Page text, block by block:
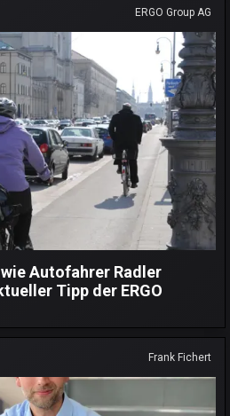
ERGO Group AG
Autofahrer Radler
Tipp der ERGO
Frank Fichert